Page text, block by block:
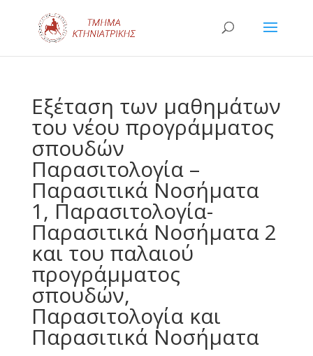
Εξέταση των μαθημάτων
του νέου προγράμματος
σπουδών
Παρασιτολογία –
Παρασιτικά Νοσήματα
1, Παρασιτολογία-
Παρασιτικά Νοσήματα 2
και του παλαιού
προγράμματος
σπουδών,
Παρασιτολογία και
Παρασιτικά Νοσήματα